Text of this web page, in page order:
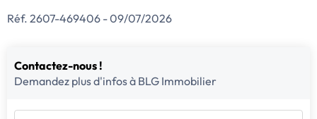
Réf. 2607-469406 - 09/07/2026
Contactez-nous !
Demandez plus d'infos à BLG Immobilier